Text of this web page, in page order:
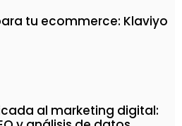
tu ecommerce: Klaviyo
al marketing digital: